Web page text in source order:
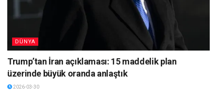
DÜNYA
Trump’tan İran açıklaması: 15 maddelik plan
üzerinde büyük oranda anlaştık
2026-03-30